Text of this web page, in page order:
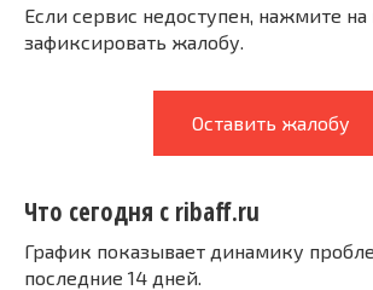
Если сервис недоступен, нажмите
зафиксировать жалобу.
Оставить жалобу
Что сегодня с ribaff.ru
График показывает динамику
последние 14 дней.